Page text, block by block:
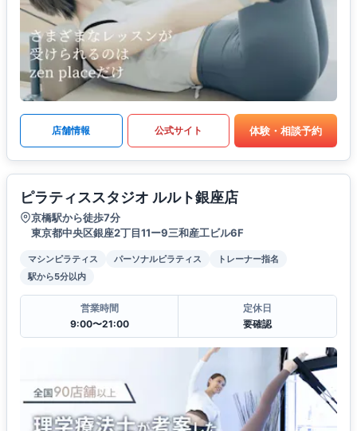
店舗情報 公式サイト 体験・相談予約
ピラティススタジオ ルルト銀座店
京橋駅から徒歩7分
東京都中央区銀座2丁目11ー9三和産工ビル6F
マシンピラティス パーソナルピラティス
トレーナー指名
駅から5分以内
営業時間
9:00〜21:00
定休日
要確認